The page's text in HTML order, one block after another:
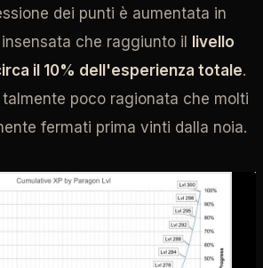
dei punti è aumentata in
che raggiunto il livello
il 10% dell'esperienza totale.
poco ragionata che molti
fermati prima vinti dalla noia.